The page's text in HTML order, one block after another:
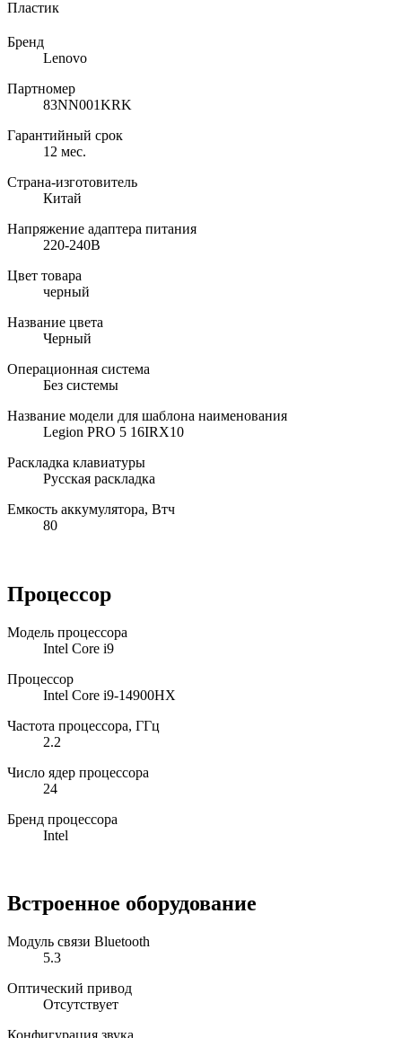
Пластик
Бренд
Lenovo
Партномер
83NN001KRK
Гарантийный срок
12 мес.
Страна-изготовитель
Китай
Напряжение адаптера питания
220-240В
Цвет товара
черный
Название цвета
Черный
Операционная система
Без системы
Название модели для шаблона наименования
Legion PRO 5 16IRX10
Раскладка клавиатуры
Русская раскладка
Емкость аккумулятора, Втч
80
Процессор
Модель процессора
Intel Core i9
Процессор
Intel Core i9-14900HX
Частота процессора, ГГц
2.2
Число ядер процессора
24
Бренд процессора
Intel
Встроенное оборудование
Модуль связи Bluetooth
5.3
Оптический привод
Отсутствует